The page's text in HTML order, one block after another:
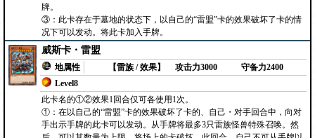
牌。
③：此卡存在于墓地的状态下，以自己的“雷盟”卡的效果破坏了卡的情
况下可以发动。将此卡加入手牌。
威斯卡・雷盟
地属性
【雷族 / 效果】
Level8
攻击力3000 守备力2400
此卡名的①②效果1回合仅可各使用1次。
①：在以自己的“雷盟”卡的效果破坏了卡的、自己・对手回合中，向对
手出示手牌的此卡可以发动。从手牌将最多3只雷族怪兽特殊召唤。然